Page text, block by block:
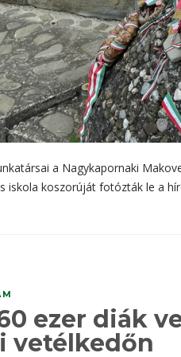
a Nagykapornaki
iskola koszorúját fotózták le a
ezer diák
vetélkedőn